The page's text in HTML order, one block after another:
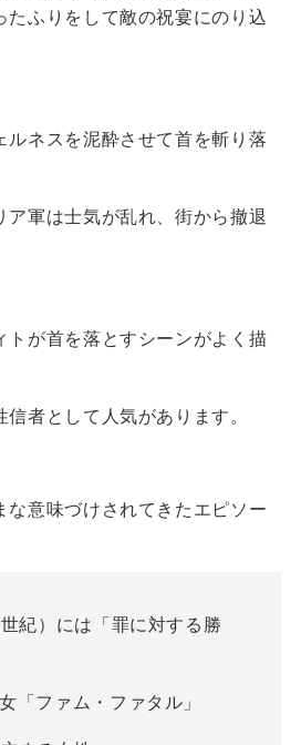
たふりをして敵の祝宴にのり込
ルネスを泥酔させて首を斬り落
ア軍は士気が乱れ、街から撤退
トが首を落とすシーンがよく描
者として人気があります。
な意味づけされてきたエピソー
世紀）には「罪に対する勝
「ファム・ファタル」